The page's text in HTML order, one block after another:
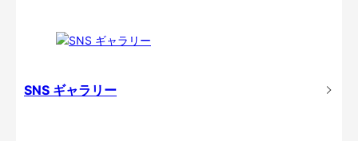
SNS ギャラリー